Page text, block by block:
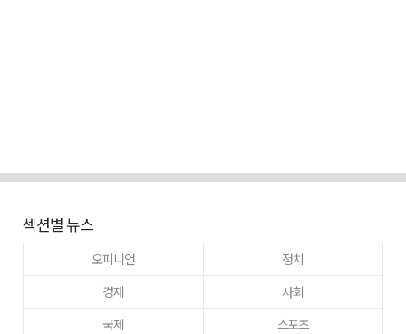
섹션별 뉴스
오피니언
정치
경제
사회
국제
스포츠